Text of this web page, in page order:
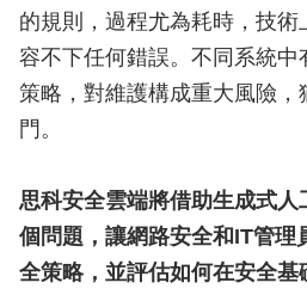
的規則，過程尤為耗時，技
容不下任何錯誤。不同系統中
策略，對維護構成重大風險，
門。
思科安全雲端將借助生成式
個問題，讓網路安全和IT管理
全策略，並評估如何在安全